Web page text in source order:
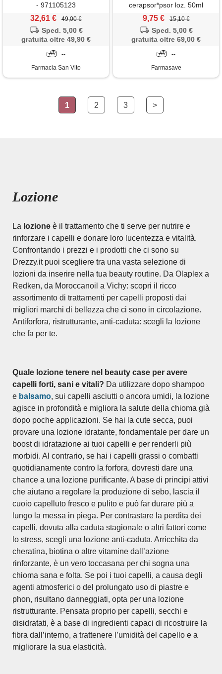
- 971105123
32,61 € 49,00 €
Sped. 5,00 €
gratuita oltre 49,90 €
--
Farmacia San Vito
cerapsor*psor loz. 50ml
9,75 € 15,10 €
Sped. 5,00 €
gratuita oltre 69,00 €
--
Farmasave
1 2 3 >
Lozione
La lozione è il trattamento che ti serve per nutrire e
rinforzare i capelli e donare loro lucentezza e vitalità.
Confrontando i prezzi e i prodotti che ci sono su
Drezzy.it puoi scegliere tra una vasta selezione di
lozioni da inserire nella tua beauty routine. Da Olaplex a
Redken, da Moroccanoil a Vichy: scopri il ricco
assortimento di trattamenti per capelli proposti dai
migliori marchi di bellezza che ci sono in circolazione.
Antiforfora, ristrutturante, anti-caduta: scegli la lozione
che fa per te.
Quale lozione tenere nel beauty case per avere
capelli forti, sani e vitali? Da utilizzare dopo shampoo
e balsamo, sui capelli asciutti o ancora umidi, la lozione
agisce in profondità e migliora la salute della chioma già
dopo poche applicazioni. Se hai la cute secca, puoi
provare una lozione idratante, fondamentale per dare un
boost di idratazione ai tuoi capelli e per renderli più
morbidi. Al contrario, se hai i capelli grassi o combatti
quotidianamente contro la forfora, dovresti dare una
chance a una lozione purificante. A base di principi attivi
che aiutano a regolare la produzione di sebo, lascia il
cuoio capelluto fresco e pulito e può far durare più a
lungo la messa in piega. Per contrastare la perdita dei
capelli, dovuta alla caduta stagionale o altri fattori come
lo stress, scegli una lozione anti-caduta. Arricchita da
cheratina, biotina o altre vitamine dall’azione
rinforzante, è un vero toccasana per chi sogna una
chioma sana e folta. Se poi i tuoi capelli, a causa degli
agenti atmosferici o del prolungato uso di piastre e
phon, risultano danneggiati, opta per una lozione
ristrutturante. Pensata proprio per capelli, secchi e
disidratati, è a base di ingredienti capaci di ricostruire la
fibra dall’interno, a trattenere l’umidità del capello e a
migliorare la sua elasticità.